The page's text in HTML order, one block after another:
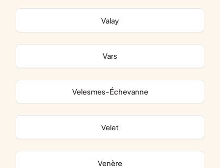
Valay
Vars
Velesmes-Échevanne
Velet
Venère